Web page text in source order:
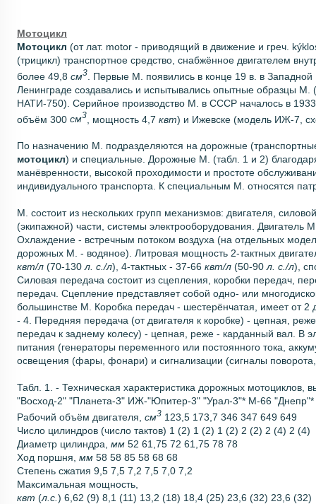
Мотоцикл
Мотоцикл (от лат. motor - приводящий в движение и греч.
(трицикл) транспортное средство, снабжённое двигателем
более 49,8 см3
. Первые М. появились в конце 19 в. в
Ленинграде создавались и испытывались опытные
НАТИ-750). Серийное производство М. в СССР началось в
объём 300 см3 , мощность 4,7 квт) и Ижевске (модель ИЖ-7,
По назначению М. подразделяются на дорожные
мотоцикл) и специальные. Дорожные М. (табл. 1 и 2)
манёвренности, высокой проходимости и простоте
индивидуального транспорта. К специальным М. относятся
М. состоит из нескольких групп механизмов: двигателя,
(экипажной) части, системы электрооборудования. Двигатель
Охлаждение - встречным потоком воздуха (на отдельных
дорожных М. - водяное). Литровая мощность 2-тактных
квт/л(70-130л. с./л), 4-тактных - 37-66 квт/л(50-90л. с./л),
Силовая передача состоит из сцепления, коробки передач,
передач. Сцепление представляет собой одно- или
большинстве М. Коробка передач - шестерёнчатая, имеет от
- 4. Передняя передача (от двигателя к коробке) - цепная,
передач к заднему колесу) - цепная, реже - карданный вал. В
питания (генераторы переменного или постоянного тока,
освещения (фары, фонари) и сигнализации (сигналы
Табл. 1. - Техническая характеристика дорожных
"Восход-2" "Планета-3" ИЖ-"Юпитер-3" "Урал-3"* М-66
Рабочий объём двигателя, см3 123,5 173,7 346 347 649 649
Число цилиндров (число тактов) 1 (2) 1 (2) 1 (2) 2 (2) 2 (4) 2 (4)
Диаметр цилиндра, мм52 61,75 72 61,75 78 78
Ход поршня, мм58 58 85 58 68 68
Степень сжатия 9,5 7,5 7,2 7,5 7,0 7,2
Максимальная мощность,
квт (л. с. ) 6,62 (9) 8,1 (11) 13,2 (18) 18,4 (25) 23,6 (32) 23,6 (32)